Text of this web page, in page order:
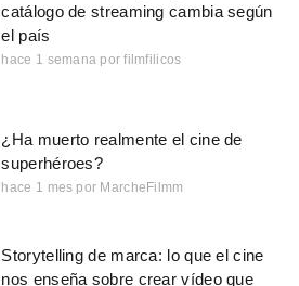
catálogo de streaming cambia según
el país
hace 1 semana por filmfilicos
¿Ha muerto realmente el cine de
superhéroes?
hace 1 mes por MarcheFilmm
Storytelling de marca: lo que el cine
nos enseña sobre crear vídeo que